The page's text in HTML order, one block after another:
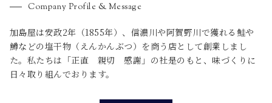
Company Profile & Message
加島屋は安政2年（1855年）、信濃川や阿賀野川で獲れる鮭や
鱒などの塩干物（えんかんぶつ）を商う店として創業しまし
た。私たちは「正直 親切 感謝」の社是のもと、味づくりに
日々取り組んでおります。